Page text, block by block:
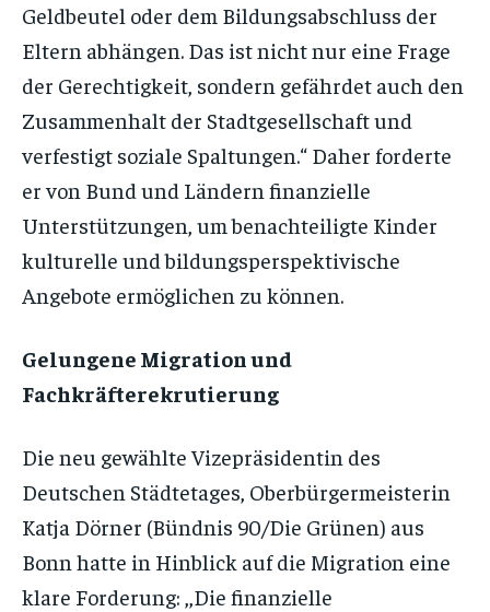
Geldbeutel oder dem Bildungsabschluss der
Eltern abhängen. Das ist nicht nur eine Frage
der Gerechtigkeit, sondern gefährdet auch den
Zusammenhalt der Stadtgesellschaft und
verfestigt soziale Spaltungen.“ Daher forderte
er von Bund und Ländern finanzielle
Unterstützungen, um benachteiligte Kinder
kulturelle und bildungsperspektivische
Angebote ermöglichen zu können.
Gelungene Migration und
Fachkräfterekrutierung
Die neu gewählte Vizepräsidentin des
Deutschen Städtetages, Oberbürgermeisterin
Katja Dörner (Bündnis 90/Die Grünen) aus
Bonn hatte in Hinblick auf die Migration eine
klare Forderung: ,,Die finanzielle